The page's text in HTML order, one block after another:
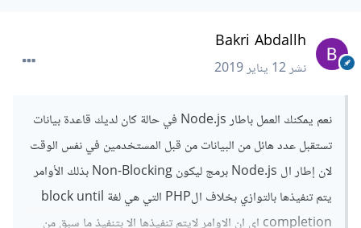
Bakri Abdallh
نشر12 يناير 2019
نعم يمكنك العمل باطار Node.js في حالة كان لديك قاعدة بيانات
تستقبل عدد هائل من البيانات من قبل المستخدمين في نفس الوقت
لان إطار ال Node.js برمج ليكون Non-Blocking بذلك الأوامر
يتم تنفيذها بالتوازي بخلاف الPHP التي هي لغة block until